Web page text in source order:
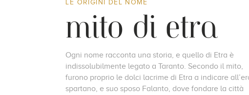
LE ORIGINI DEL NOME
mito di etra
Ogni nome racconta una storia, e quello di Etra è
indissolubilmente legato a Taranto. Secondo il mito,
furono proprio le dolci lacrime di Etra a indicare
spartano, e suo sposo Falanto, dove fondare la città